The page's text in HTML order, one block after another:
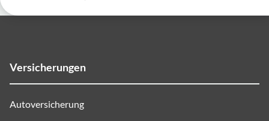
Versicherungen
Autoversicherung